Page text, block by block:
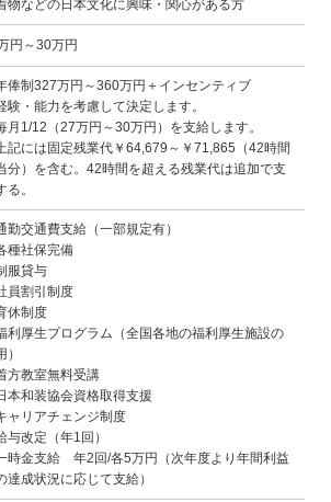
物などの日本文化に興味・関心がある方
円～30万円
俸制327万円～360万円＋インセンティブ
験・能力を考慮して決定します。
月1/12（27万円～30万円）を支給します。
記には固定残業代￥64,679～￥71,865（42時間
分）を含む。42時間を超える残業代は追加で支
る。
勤交通費支給（一部規定有）
種社保完備
服貸与
員割引制度
休制度
利厚生プログラム（全国各地の福利厚生施設の
）
方教室無料受講
本和装協会資格取得支援
ャリアチェンジ制度
与改定（年1回）
時金支給 年2回/各5万円（次年度より年間利益
達成状況に応じて支給）